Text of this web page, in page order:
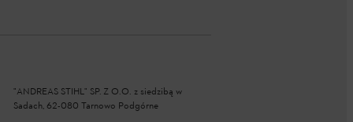
"ANDREAS STIHL" SP. Z O.O. z siedzibą w
Sadach, 62-080 Tarnowo Podgórne